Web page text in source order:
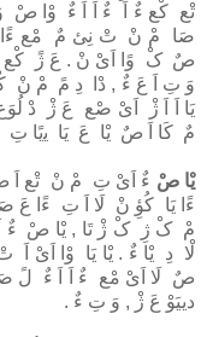
ﺗْﻊ ﻛْﻊ ءٌ اَ ءٌ اَ اَ ءٌ وْا صْ
ﺻَﺎ مْ نْ تْ ﻧِﻰٔ مٌ ﻣْﻊ ءًا
صٌ کْ وًا اَىْ نْ . عَ ژً ﻛْﻊ
وَ تِ اَ عَ ءٌ , دْا دِ مً مْ نْ
ﻳَﺎ اَ اَ ژْ اَىْ ﺻْﻊ عَ ژْ دْ
مٌ ﻛَﺎ اَ صٌ ﻳْﺎ عَ ﻳَﺎ ﻳﯾًﺎ
ﻳْﺎ صْ ءٌ اَىْ تِ مْ نْ ﺗْﻊ اَ
ءًا ﻳَﺎ ﻛُﻮِٔ نْ ﻟَﺎ اَ تِ
مْ کْ ژِ کْ ژْ ﺗَﺎ , ﻳْﺎ صْ
ﻟْﺎ دِ ﻳْﺎ ءٌ . ﻳْﺎ ﻳَﺎ وْا
صٌ ﻟَﺎ اَىْ ﻣْﻊ ءٌ اَ اَ ءٌ لً
دﯾﯿَﻮْ عَ ژْ , وَ تِ ءٌ .